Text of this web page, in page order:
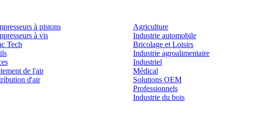
à pistons
à vis
Tech
de l'air
d'air
Agriculture
Industrie automobile
Bricolage et Loisirs
Industrie agroalimentaire
Industriel
Médical
Solutions OEM
Professionnels
Industrie du bois